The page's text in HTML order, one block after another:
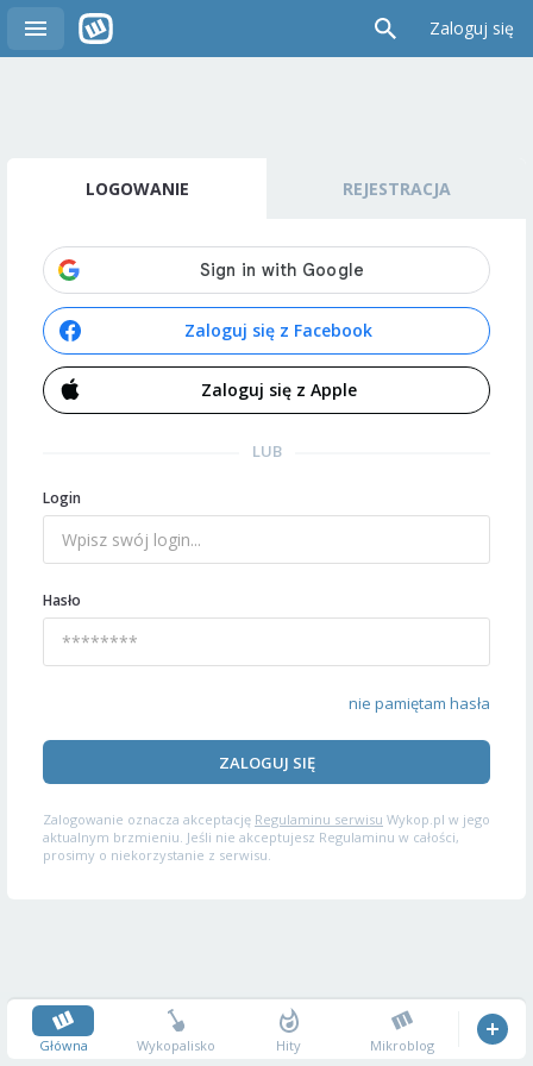
Zaloguj się
LOGOWANIE REJESTRACJA
Zaloguj się z Facebook
Zaloguj się z Apple
LUB
Login
Hasło
nie pamiętam hasła
ZALOGUJ SIĘ
Zalogowanie oznacza akceptację Regulaminu serwisu Wykop.pl w jego
aktualnym brzmieniu. Jeśli nie akceptujesz Regulaminu w całości,
prosimy o niekorzystanie z serwisu.
Główna Wykopalisko Hity Mikroblog